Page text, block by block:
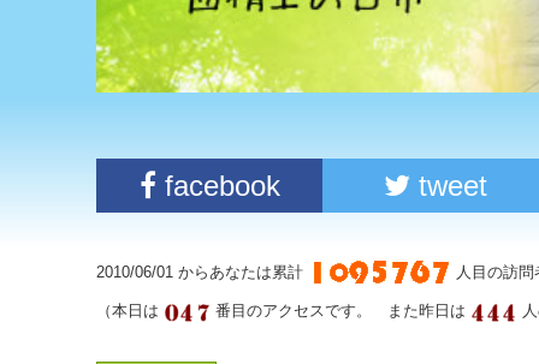
facebook tweet
2010/06/01 からあなたは累計 人目の訪
（本日は 番目のアクセスです。 また昨日は